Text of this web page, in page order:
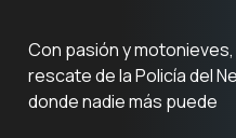
Con pasión y
rescate de la Policía del
donde nadie más puede